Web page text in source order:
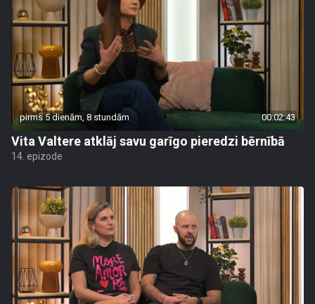
pirms 5 dienām, 8 stundām 00:02:43
Vita Valtere atklāj savu garīgo pieredzi bērnībā
14. epizode